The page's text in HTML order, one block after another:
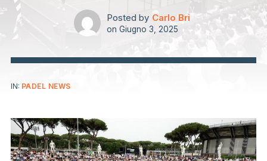
Posted by Carlo Bri
on Giugno 3, 2025
IN: PADEL NEWS